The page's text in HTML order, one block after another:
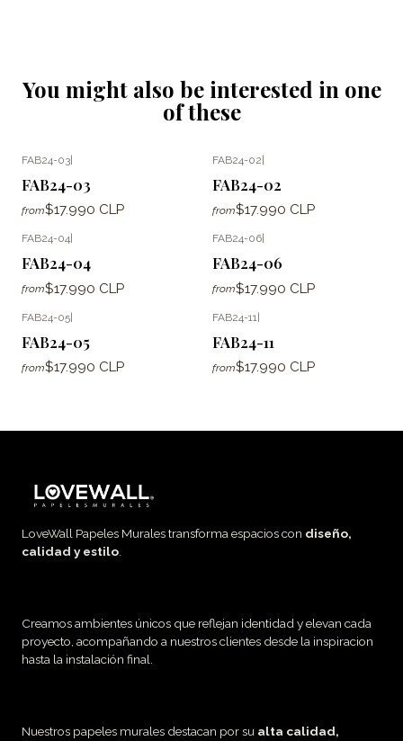
You might also be interested in one
of these
FAB24-03
FAB24-03
from$17.990 CLP
FAB24-02
FAB24-02
from$17.990 CLP
FAB24-04
FAB24-04
from$17.990 CLP
FAB24-06
FAB24-06
from$17.990 CLP
FAB24-05|
FAB24-05
from$17.990 CLP
FAB24-11 |
FAB24-11
from$17.990 CLP
LoveWall Papeles Murales transforma espacios con diseño,
calidad y estilo
Creamos ambientes únicos que reflejan identidad y elevan cada
proyecto, acompañando a nuestros clientes desde la inspiracion
hasta la instalación final.
Nuestros papeles murales destacan por su alta calidad,